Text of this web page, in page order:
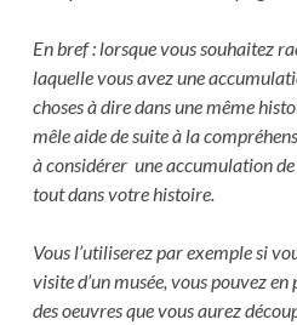
En bref : lorsque vous souhaitez
laquelle vous avez une
choses à dire dans une même
mêle aide de suite à la
à considérer une accumulation
tout dans votre histoire.
Vous l’utiliserez par exemple si
visite d’un musée, vous pouvez
des oeuvres que vous aurez